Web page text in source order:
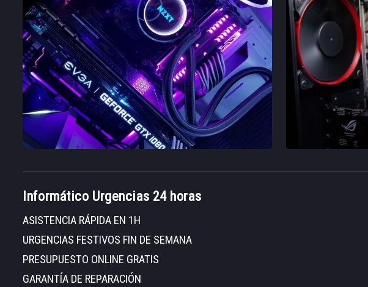
Informático Urgencias 24 horas
ASISTENCIA RÁPIDA EN 1H
URGENCIAS FESTIVOS FIN DE SEMANA
PRESUPUESTO ONLINE GRATIS
GARANTÍA DE REPARACIÓN